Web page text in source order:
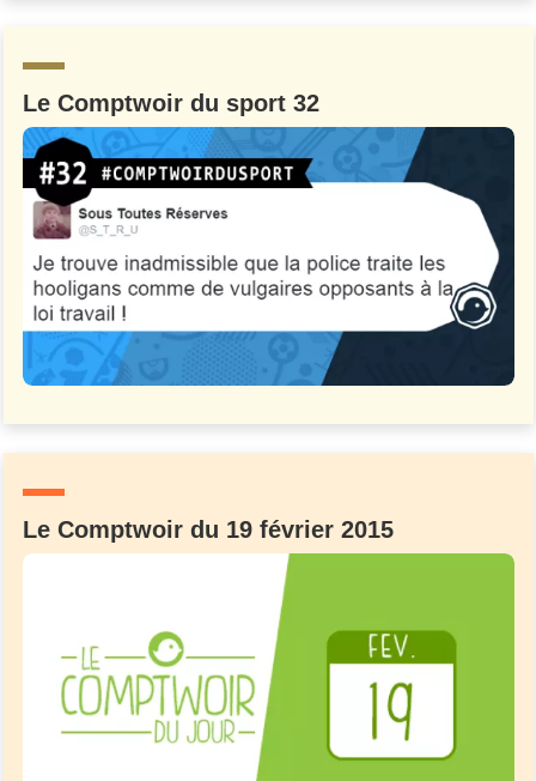
Le Comptwoir du sport 32
Le Comptwoir du 19 février 2015
C'EST PARTI